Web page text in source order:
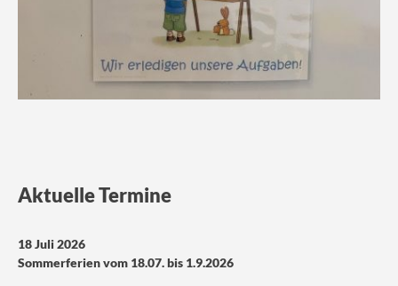
Aktuelle Termine
18 Juli 2026
Sommerferien vom 18.07. bis 1.9.2026